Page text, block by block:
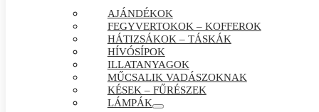
AJÁNDÉKOK
FEGYVERTOKOK – KOFFEROK
HÁTIZSÁKOK – TÁSKÁK
HÍVÓSÍPOK
ILLATANYAGOK
MŰCSALIK VADÁSZOKNAK
KÉSEK – FŰRÉSZEK
LÁMPÁK